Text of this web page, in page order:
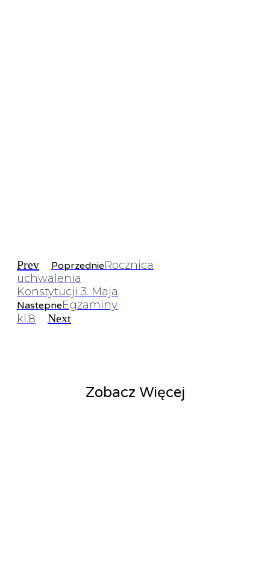
Prev PoprzednieRocznica
uchwalenia
Konstytucji 3. Maja
NastepneEgzaminy
kl.8
Next
Zobacz Więcej